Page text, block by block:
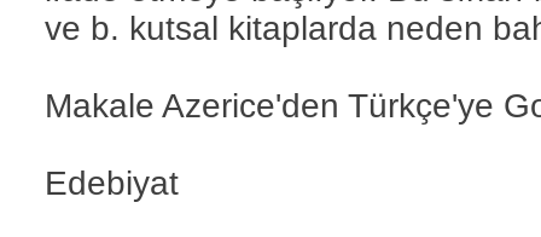
ve b. kutsal kitaplarda neden
Makale Azerice'den Türkçe'ye
Edebiyat